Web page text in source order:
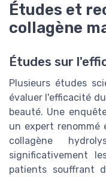
Études et
collagène
Études sur
Plusieurs études
évaluer l'efficacité
beauté. Une
un expert renommé
collagène
significativement
patients souffrant